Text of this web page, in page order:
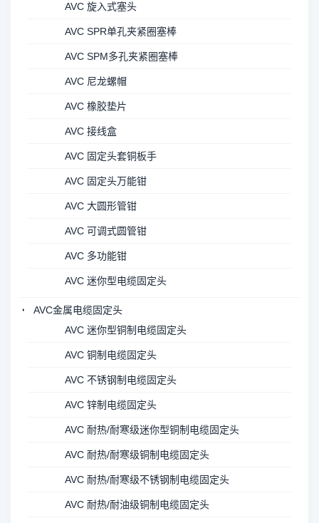
AVC 旋入式塞头
AVC SPR单孔夹紧圈塞棒
AVC SPM多孔夹紧圈塞棒
AVC 尼龙螺帽
AVC 橡胶垫片
AVC 接线盒
AVC 固定头套铜板手
AVC 固定头万能钳
AVC 大圆形管钳
AVC 可调式圆管钳
AVC 多功能钳
AVC 迷你型电缆固定头
AVC金属电缆固定头
AVC 迷你型铜制电缆固定头
AVC 铜制电缆固定头
AVC 不锈钢制电缆固定头
AVC 锌制电缆固定头
AVC 耐热/耐寒级迷你型铜制电缆固定头
AVC 耐热/耐寒级铜制电缆固定头
AVC 耐热/耐寒级不锈钢制电缆固定头
AVC 耐热/耐油级铜制电缆固定头